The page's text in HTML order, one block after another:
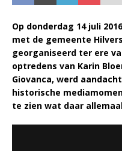
Op donderdag 14 juli
met de gemeente
georganiseerd ter ere
optredens van Karin
Giovanca, werd
historische
te zien wat daar